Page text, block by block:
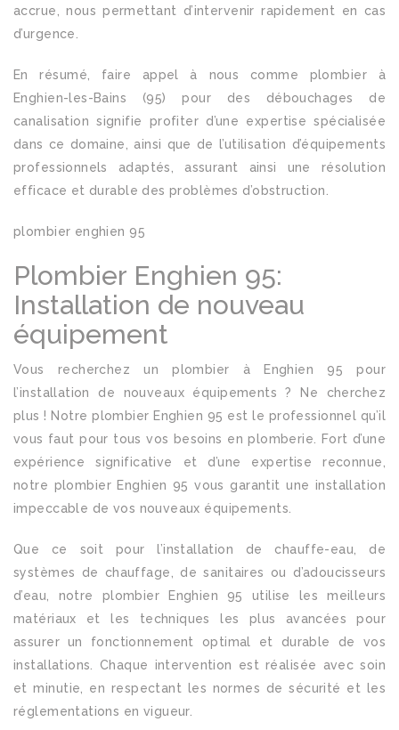
accrue, nous permettant d’intervenir rapidement en cas
d’urgence.
En résumé, faire appel à nous comme plombier à
Enghien-les-Bains (95) pour des débouchages de
canalisation signifie profiter d’une expertise spécialisée
dans ce domaine, ainsi que de l’utilisation d’équipements
professionnels adaptés, assurant ainsi une résolution
efficace et durable des problèmes d’obstruction.
plombier enghien 95
Plombier Enghien 95:
Installation de nouveau
équipement
Vous recherchez un plombier à Enghien 95 pour
l’installation de nouveaux équipements ? Ne cherchez
plus ! Notre plombier Enghien 95 est le professionnel qu’il
vous faut pour tous vos besoins en plomberie. Fort d’une
expérience significative et d’une expertise reconnue,
notre plombier Enghien 95 vous garantit une installation
impeccable de vos nouveaux équipements.
Que ce soit pour l’installation de chauffe-eau, de
systèmes de chauffage, de sanitaires ou d’adoucisseurs
d’eau, notre plombier Enghien 95 utilise les meilleurs
matériaux et les techniques les plus avancées pour
assurer un fonctionnement optimal et durable de vos
installations. Chaque intervention est réalisée avec soin
et minutie, en respectant les normes de sécurité et les
réglementations en vigueur.